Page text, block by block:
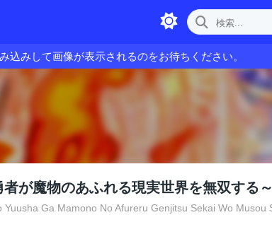
みして画像が表示されるのをお待ちください。
が魔物のあふれる現実世界を無双する～
Ga Mamono No Afureru Genjitsu Sekai Wo Musou